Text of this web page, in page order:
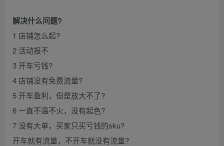
解决什么问题?
1 店铺怎么起?
2 活动报不
3 开车亏钱?
4 店铺没有免费流量?
5 开车盈利，但是放大不了?
6 一直不温不火，没有起色?
7 没有大单，买家只买亏钱的sku?
开车就有流量，不开车就没有流量?